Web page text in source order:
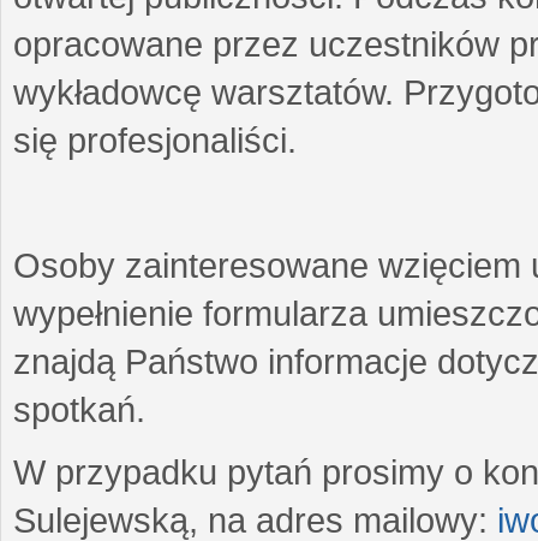
opracowane przez uczestników
wykładowcę warsztatów.
się profesjonaliści.
Osoby zainteresowane wzięciem
wypełnienie formularza
znajdą Państwo informacje
spotkań.
W przypadku pytań prosimy o
Sulejewską, na adres mailowy: